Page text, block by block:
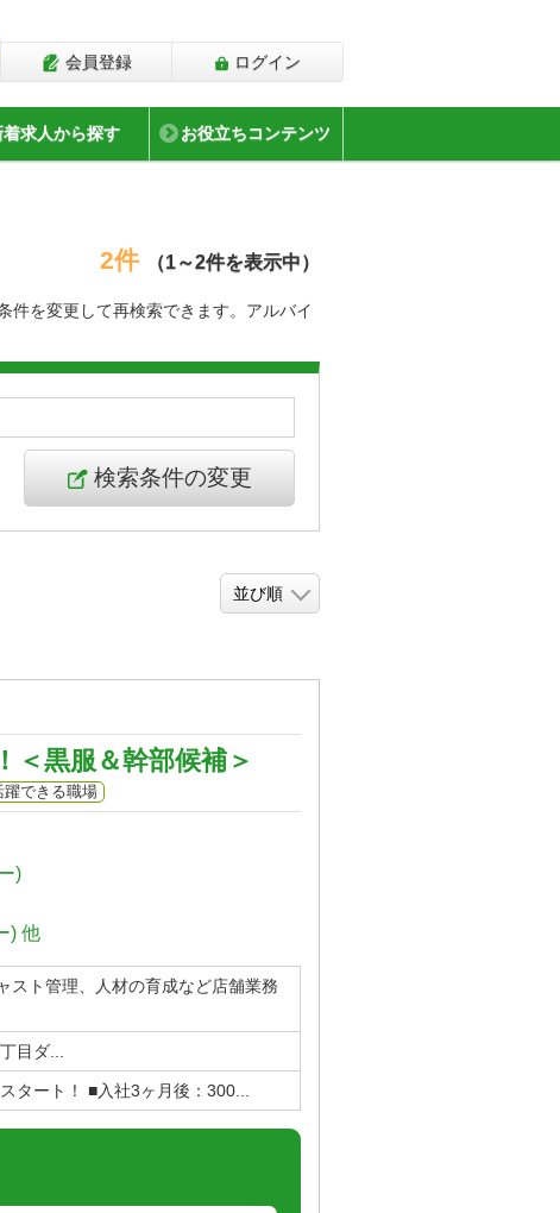
ログイン
会員登録
着求人から探す お役立ちコンテンツ
2件 （1～2件を表示中）
件を変更して再検索できます。アルバイ
検索条件の変更
＜黒服＆幹部候補＞
できる職場
)
) 他
スト管理、人材の育成など店舗業務
目ダ...
タート！ ■入社3ヶ月後：300...